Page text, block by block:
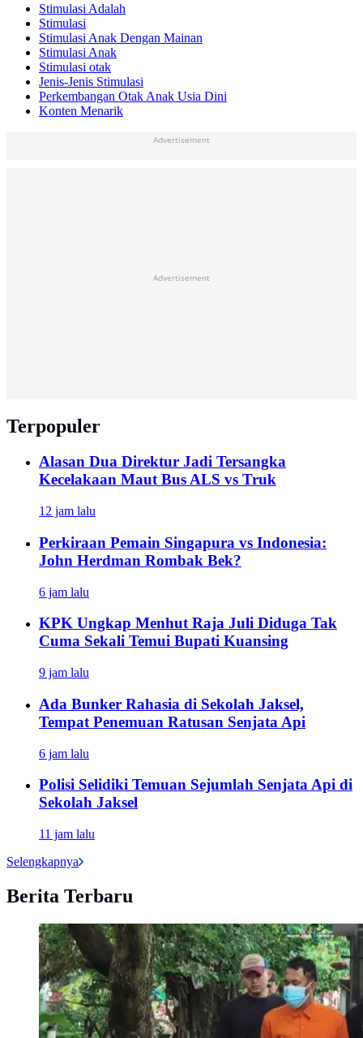
Stimulasi Adalah
Stimulasi
Stimulasi Anak Dengan Mainan
Stimulasi Anak
Stimulasi otak
Jenis-Jenis Stimulasi
Perkembangan Otak Anak Usia Dini
Konten Menarik
Advertisement
Advertisement
Terpopuler
Alasan Dua Direktur Jadi Tersangka
Kecelakaan Maut Bus ALS vs Truk
12 jam lalu
Perkiraan Pemain Singapura vs Indonesia:
John Herdman Rombak Bek?
6 jam lalu
KPK Ungkap Menhut Raja Juli Diduga Tak
Cuma Sekali Temui Bupati Kuansing
9 jam lalu
Ada Bunker Rahasia di Sekolah Jaksel,
Tempat Penemuan Ratusan Senjata Api
6 jam lalu
Polisi Selidiki Temuan Sejumlah Senjata Api di
Sekolah Jaksel
11 jam lalu
Selengkapnya
Berita Terbaru